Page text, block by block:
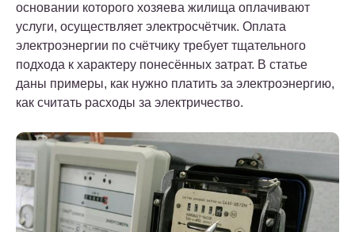
основании которого хозяева жилища оплачивают
услуги, осуществляет электросчётчик. Оплата
электроэнергии по счётчику требует тщательного
подхода к характеру понесённых затрат. В статье
даны примеры, как нужно платить за электроэнергию,
как считать расходы за электричество.